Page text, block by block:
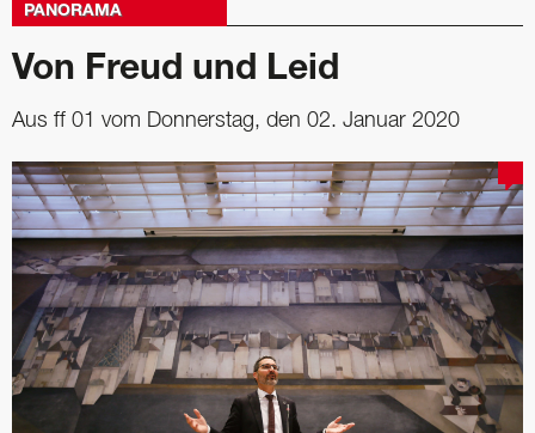
PANORAMA
Von Freud und Leid
Aus ff 01 vom Donnerstag, den 02. Januar 2020